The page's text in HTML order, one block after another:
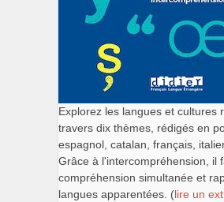
Explorez les langues et cultures
travers dix thèmes, rédigés en
espagnol, catalan, français,
Grâce à l'intercompréhension, il
compréhension simultanée et
langues apparentées. (lire un